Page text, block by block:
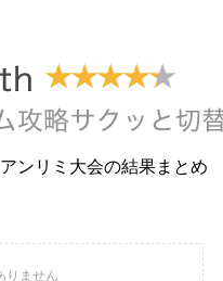
アンリミ大会の結果まとめ